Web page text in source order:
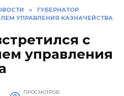
»
ГУБЕРНАТОР
УПРАВЛЕНИЯ КАЗНАЧЕЙСТВА
с
управления
ПРОСМОТРОВ